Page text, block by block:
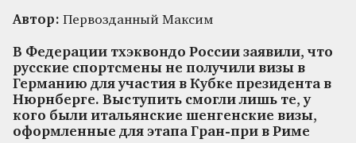
Автор: Первозданный Максим
В Федерации тхэквондо России заявили, что
русские спортсмены не получили визы в
Германию для участия в Кубке президента в
Нюрнберге. Выступить смогли лишь те, у
кого были итальянские шенгенские визы,
оформленные для этапа Гран-при в Риме